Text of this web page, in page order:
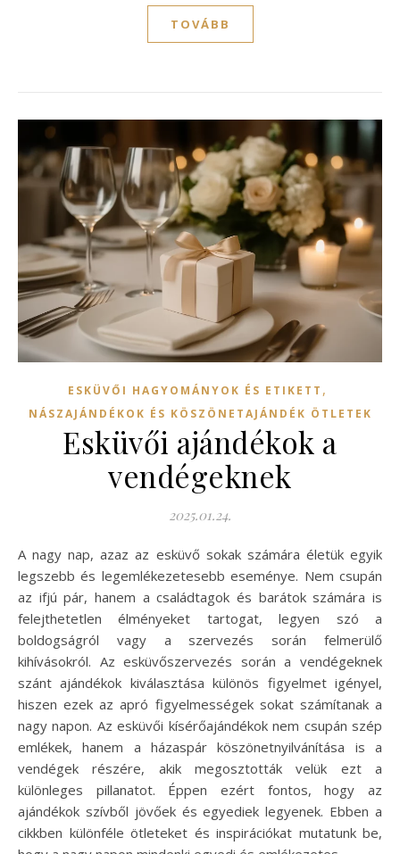
TOVÁBB
ESKÜVŐI HAGYOMÁNYOK ÉS ETIKETT ,
NÁSZAJÁNDÉKOK ÉS KÖSZÖNETAJÁNDÉK ÖTLETEK
Esküvői ajándékok a
vendégeknek
2025.01.24.
A nagy nap, azaz az esküvő sokak számára életük egyik
legszebb és legemlékezetesebb eseménye. Nem csupán
az ifjú pár, hanem a családtagok és barátok számára is
felejthetetlen élményeket tartogat, legyen szó a
boldogságról vagy a szervezés során felmerülő
kihívásokról. Az esküvőszervezés során a vendégeknek
szánt ajándékok kiválasztása különös figyelmet igényel,
hiszen ezek az apró figyelmességek sokat számítanak a
nagy napon. Az esküvői kísérőajándékok nem csupán szép
emlékek, hanem a házaspár köszönetnyilvánítása is a
vendégek részére, akik megosztották velük ezt a
különleges pillanatot. Éppen ezért fontos, hogy az
ajándékok szívből jövőek és egyediek legyenek. Ebben a
cikkben különféle ötleteket és inspirációkat mutatunk be,